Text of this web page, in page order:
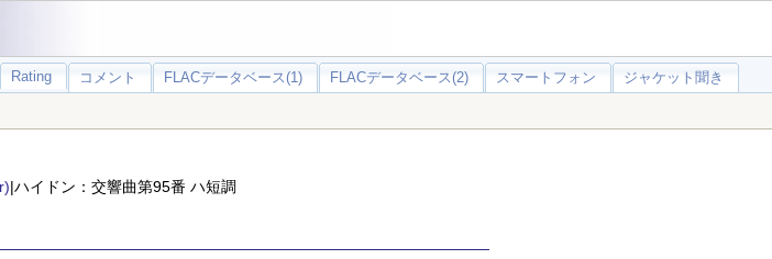
Rating コメント FLACデータベース(1) FLACデータベース(2) スマートフォン ジャケット聞き
|ハイドン：交響曲第95番 ハ短調